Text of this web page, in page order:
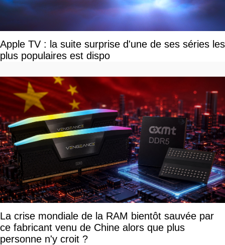
Apple TV : la suite surprise d'une de ses séries les
plus populaires est dispo
La crise mondiale de la RAM bientôt sauvée par
ce fabricant venu de Chine alors que plus
personne n'y croit ?